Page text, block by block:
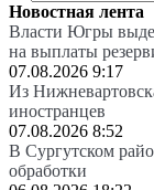
Новостная лента
Власти Югры
на выплаты
07.08.2026 9:17
Из
иностранцев
07.08.2026 8:52
В Сургутском
обработки